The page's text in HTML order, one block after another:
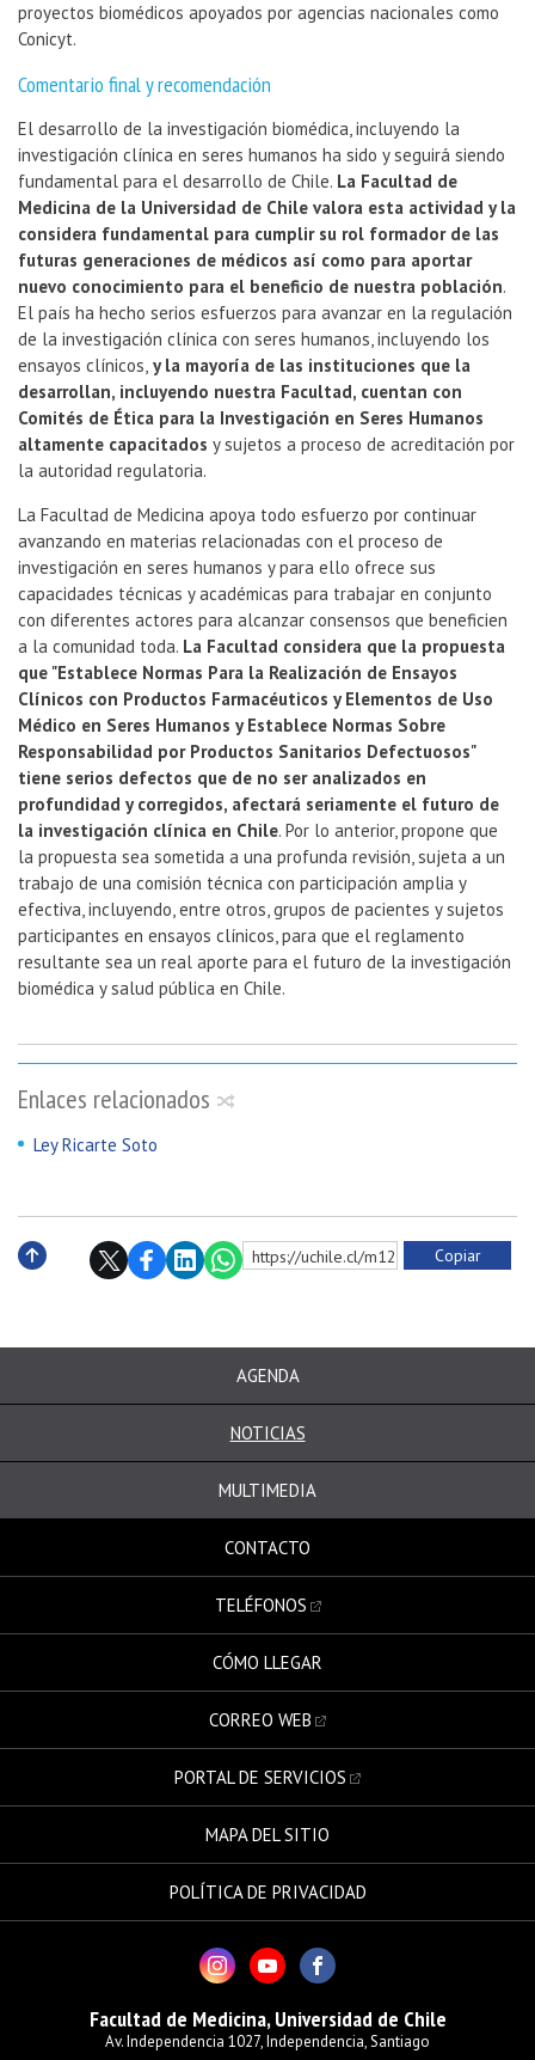
Enlaces relacionados
Ley Ricarte Soto
proyectos biomédicos apoyados por agencias nacionales como
Conicyt.
Comentario final y recomendación
El desarrollo de la investigación biomédica, incluyendo la
investigación clínica en seres humanos ha sido y seguirá siendo
fundamental para el desarrollo de Chile. La Facultad de
Medicina de la Universidad de Chile valora esta actividad y la
considera fundamental para cumplir su rol formador de las
futuras generaciones de médicos así como para aportar
nuevo conocimiento para el beneficio de nuestra población.
El país ha hecho serios esfuerzos para avanzar en la regulación
de la investigación clínica con seres humanos, incluyendo los
ensayos clínicos, y la mayoría de las instituciones que la
desarrollan, incluyendo nuestra Facultad, cuentan con
Comités de Ética para la Investigación en Seres Humanos
altamente capacitados y sujetos a proceso de acreditación por
la autoridad regulatoria.
La Facultad de Medicina apoya todo esfuerzo por continuar
avanzando en materias relacionadas con el proceso de
investigación en seres humanos y para ello ofrece sus
capacidades técnicas y académicas para trabajar en conjunto
con diferentes actores para alcanzar consensos que beneficien
a la comunidad toda. La Facultad considera que la propuesta
que "Establece Normas Para la Realización de Ensayos
Clínicos con Productos Farmacéuticos y Elementos de Uso
Médico en Seres Humanos y Establece Normas Sobre
Responsabilidad por Productos Sanitarios Defectuosos"
tiene serios defectos que de no ser analizados en
profundidad y corregidos, afectará seriamente el futuro de
la investigación clínica en Chile. Por lo anterior, propone que
la propuesta sea sometida a una profunda revisión, sujeta a un
trabajo de una comisión técnica con participación amplia y
efectiva, incluyendo, entre otros, grupos de pacientes y sujetos
participantes en ensayos clínicos, para que el reglamento
resultante sea un real aporte para el futuro de la investigación
biomédica y salud pública en Chile.
https://uchile.cl/m129044 Copiar
AGENDA
NOTICIAS
MULTIMEDIA
CONTACTO
TELÉFONOS
CÓMO LLEGAR
CORREO WEB
PORTAL DE SERVICIOS
MAPA DEL SITIO
POLÍTICA DE PRIVACIDAD
Facultad de Medicina, Universidad de Chile
Av. Independencia 1027, Independencia, Santiago